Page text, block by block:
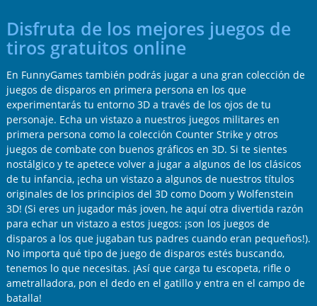
Disfruta de los mejores juegos de
tiros gratuitos online
En FunnyGames también podrás jugar a una gran colección de
juegos de disparos en primera persona en los que
experimentarás tu entorno 3D a través de los ojos de tu
personaje. Echa un vistazo a nuestros juegos militares en
primera persona como la colección Counter Strike y otros
juegos de combate con buenos gráficos en 3D. Si te sientes
nostálgico y te apetece volver a jugar a algunos de los clásicos
de tu infancia, ¡echa un vistazo a algunos de nuestros títulos
originales de los principios del 3D como Doom y Wolfenstein
3D! (Si eres un jugador más joven, he aquí otra divertida razón
para echar un vistazo a estos juegos: ¡son los juegos de
disparos a los que jugaban tus padres cuando eran pequeños!).
No importa qué tipo de juego de disparos estés buscando,
tenemos lo que necesitas. ¡Así que carga tu escopeta, rifle o
ametralladora, pon el dedo en el gatillo y entra en el campo de
batalla!